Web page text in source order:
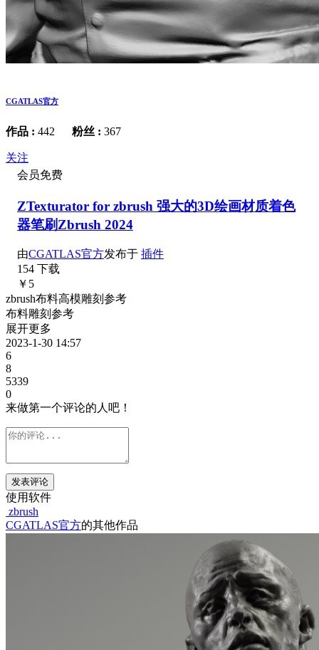
CGATLAS官方
作品 : 442 粉丝 : 367
关注
会员免费
ZTexturator for zbrush 强大的3D绘画材质着色
器笔刷Zbrush 2024
由CGATLAS官方发布于 插件
154 下载
￥5
zbrush布料高模雕刻参考
布料雕刻参考
展开更多
2023-1-30 14:57
6
8
5339
0
来做第一个评论的人吧！
发表评论
使用软件
zbrush
CGATLAS官方的其他作品